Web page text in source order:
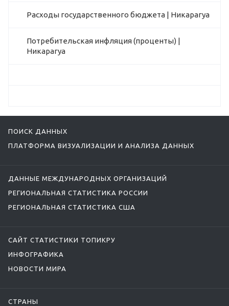
Расходы государственного бюджета | Никарагуа
Потребительская инфляция (проценты) |
Никарагуа
ПОИСК ДАННЫХ
ПЛАТФОРМА ВИЗУАЛИЗАЦИИ И АНАЛИЗА ДАННЫХ
ДАННЫЕ МЕЖДУНАРОДНЫХ ОРГАНИЗАЦИЙ
РЕГИОНАЛЬНАЯ СТАТИСТИКА РОССИИ
РЕГИОНАЛЬНАЯ СТАТИСТИКА США
САЙТ СТАТИСТИКИ ТОПИКРУ
ИНФОГРАФИКА
НОВОСТИ МИРА
СТРАНЫ